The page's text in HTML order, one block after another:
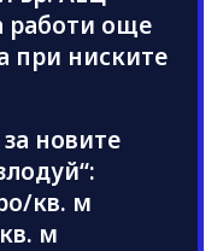
работи още
при ниските
новите
кв. м
м